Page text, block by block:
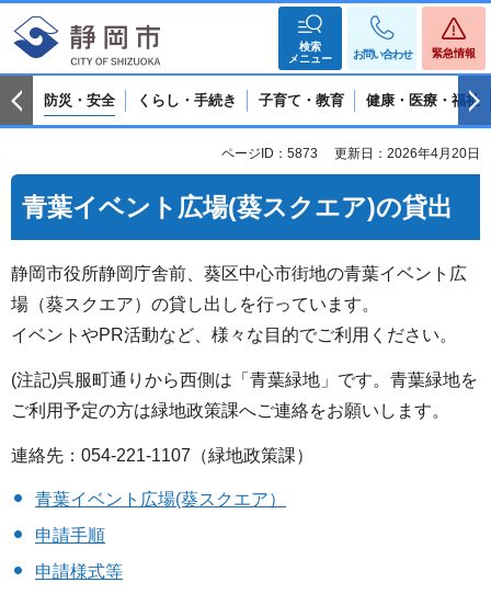
検索
メニュー
お問い合わせ 緊急情報
防災・安全 くらし・手続き 子育て・教育 健康・医療・福祉
ページID：5873 更新日：2026年4月20日
青葉イベント広場(葵スクエア)の貸出
静岡市役所静岡庁舎前、葵区中心市街地の青葉イベント広
場（葵スクエア）の貸し出しを行っています。
イベントやPR活動など、様々な目的でご利用ください。
(注記)呉服町通りから西側は「青葉緑地」です。青葉緑地を
ご利用予定の方は緑地政策課へご連絡をお願いします。
連絡先：054-221-1107（緑地政策課）
青葉イベント広場(葵スクエア）
申請手順
申請様式等